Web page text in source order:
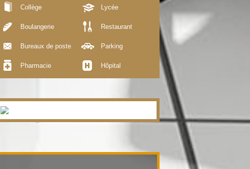
Collège Lycée
Boulangerie Restaurant
Bureaux de poste Parking
Pharmacie Hôpital